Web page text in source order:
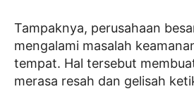
Tampaknya, perusahaan
mengalami masalah
tempat. Hal tersebut
merasa resah dan gelisah